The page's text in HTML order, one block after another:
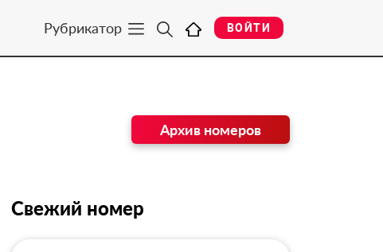
Рубрикатор ВОЙТИ
Архив номеров
Свежий номер